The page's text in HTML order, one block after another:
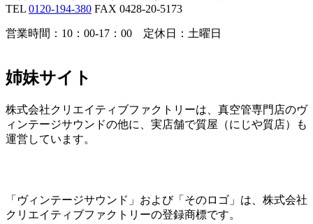
TEL 0120-194-380 FAX 0428-20-5173
営業時間：10：00-17：00 定休日：土曜日
姉妹サイト
株式会社クリエイティブファクトリーは、真空管専門店のヴ
ィンテージサウンドの他に、実店舗で質屋（にじや質店）も
運営しています。
「ヴィンテージサウンド」および「そのロゴ」は、株式会社
クリエイティブファクトリーの登録商標です。